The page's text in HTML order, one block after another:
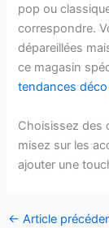
pop ou
correspondre.
dépareillées
ce magasin
tendances
Choisissez des
misez sur les
ajouter une
← Article